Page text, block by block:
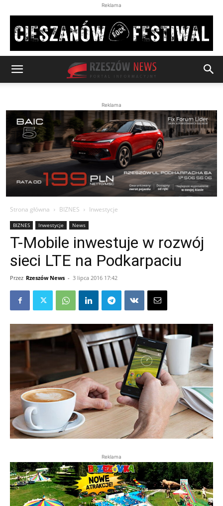
Reklama
Reklama
Strona główna BIZNES Inwestycje
BIZNES Inwestycje News
T-Mobile inwestuje w rozwój
sieci LTE na Podkarpaciu
Przez Rzeszów News - 3 lipca 2016 17:42
Reklama